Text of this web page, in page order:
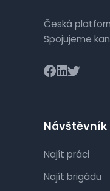
Česká
Spojujeme
Návštěvník
Najít práci
Najít brigádu